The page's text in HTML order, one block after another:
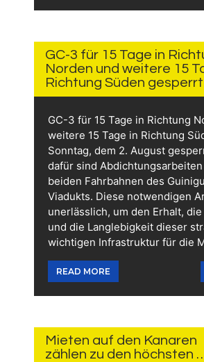
2026
GC-3 für 15 Tage in
Norden und weitere 15
Richtung Süden
GC-3 für 15 Tage in Richtung
weitere 15 Tage in Richtung
Sonntag, dem 2. August
dafür sind Abdichtungsarbeiten
beiden Fahrbahnen des
Viadukts. Diese notwendigen
unerlässlich, um den Erhalt,
und die Langlebigkeit dieser
wichtigen Infrastruktur für die
READ MORE
2026
Mieten auf den Kanaren
zählen zu den höchsten